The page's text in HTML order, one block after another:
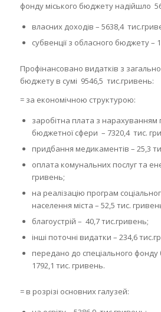
фонду міського бюджету надійшло
власних доходів – 5638,4
субвенції з обласного бюджету –
Профінансовано видатків з
бюджету в сумі 9546,5 тис.гривень:
= за економічною структурою:
заробітна плата з нарахуванням
бюджетної сфери – 7320,4 тис.
придбання медикаментів – 25,3
оплата комунальних послуг та
гривень;
на реалізацію програм
населення міста – 52,5 тис.
благоустрій – 40,7 тис.гривень;
інші поточні видатки – 234,6
передано до спеціального
1792,1 тис. гривень.
= в розрізі основних галузей: